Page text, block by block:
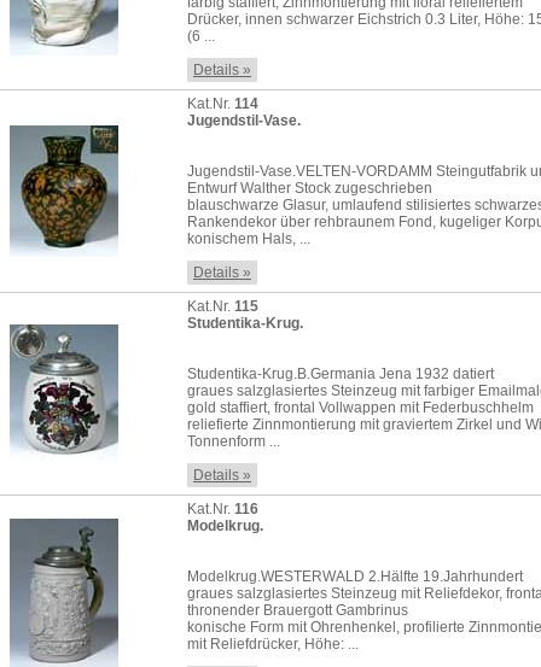
Drücker, innen schwarzer Eichstrich 0.3 Liter, Höhe:
(6 ...
Details »
Kat.Nr. 114
Jugendstil-Vase.
Jugendstil-Vase.VELTEN-VORDAMM Steingutfabrik
Entwurf Walther Stock zugeschrieben
blauschwarze Glasur, umlaufend stilisiertes
Rankendekor über rehbraunem Fond, kugeliger
konischem Hals, ...
Details »
Kat.Nr. 115
Studentika-Krug.
Studentika-Krug.B.Germania Jena 1932 datiert
graues salzglasiertes Steinzeug mit farbiger
gold staffiert, frontal Vollwappen mit Federbuschhelm
reliefierte Zinnmontierung mit graviertem Zirkel und
Tonnenform ...
Details »
Kat.Nr. 116
Modelkrug.
Modelkrug.WESTERWALD 2.Hälfte 19.Jahrhundert
graues salzglasiertes Steinzeug mit Reliefdekor,
thronender Brauergott Gambrinus
konische Form mit Ohrenhenkel, profilierte
mit Reliefdrücker, Höhe: ...